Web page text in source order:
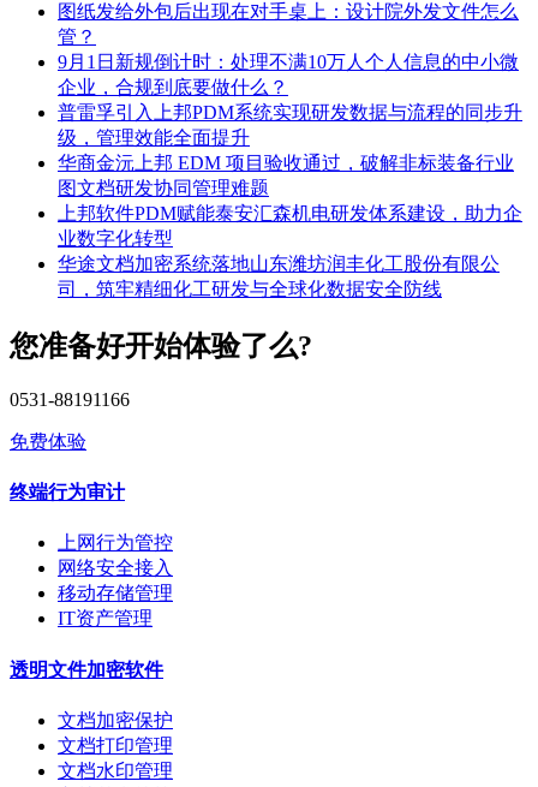
图纸发给外包后出现在对手桌上：设计院外发文件怎么
管？
9月1日新规倒计时：处理不满10万人个人信息的中小微
企业，合规到底要做什么？
普雷孚引入上邦PDM系统实现研发数据与流程的同步升
级，管理效能全面提升
华商金沅上邦 EDM 项目验收通过，破解非标装备行业
图文档研发协同管理难题
上邦软件PDM赋能泰安汇森机电研发体系建设，助力企
业数字化转型
华途文档加密系统落地山东潍坊润丰化工股份有限公
司，筑牢精细化工研发与全球化数据安全防线
您准备好开始体验了么?
0531-88191166
免费体验
终端行为审计
上网行为管控
网络安全接入
移动存储管理
IT资产管理
透明文件加密软件
文档加密保护
文档打印管理
文档水印管理